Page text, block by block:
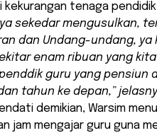
kekurangan tenaga
sekedar mengusulkan,
dan Undang-undang, ya
enam ribuan yang
guru yang pensiun
tahun ke depan,”
demikian, Warsim
jam mengajar guru guna